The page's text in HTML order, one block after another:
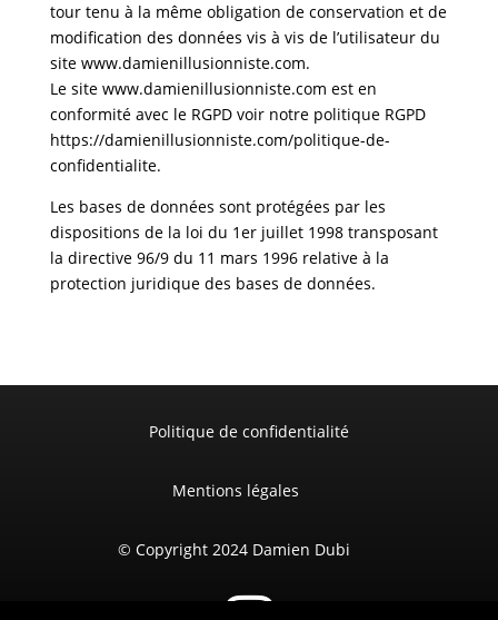
tour tenu à la même obligation de conservation et de
modification des données vis à vis de l’utilisateur du
site www.damienillusionniste.com.
Le site www.damienillusionniste.com est en
conformité avec le RGPD voir notre politique RGPD
https://damienillusionniste.com/politique-de-
confidentialite.
Les bases de données sont protégées par les
dispositions de la loi du 1er juillet 1998 transposant
la directive 96/9 du 11 mars 1996 relative à la
protection juridique des bases de données.
Politique de confidentialité
Mentions légales
© Copyright 2024 Damien Dubi